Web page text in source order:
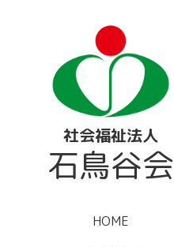
社会福祉法人
石鳥谷会
HOME